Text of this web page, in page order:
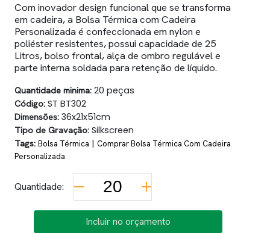
Com inovador design funcional que se transforma
em cadeira, a Bolsa Térmica com Cadeira
Personalizada é confeccionada em nylon e
poliéster resistentes, possui capacidade de 25
Litros, bolso frontal, alça de ombro regulável e
parte interna soldada para retenção de líquido.
Quantidade minima: 20 peças
Código: ST BT302
Dimensões: 36x21x51cm
Tipo de Gravação: Silkscreen
Tags: Bolsa Térmica | Comprar Bolsa Térmica Com Cadeira
Personalizada
Quantidade:
Incluir no orçamento